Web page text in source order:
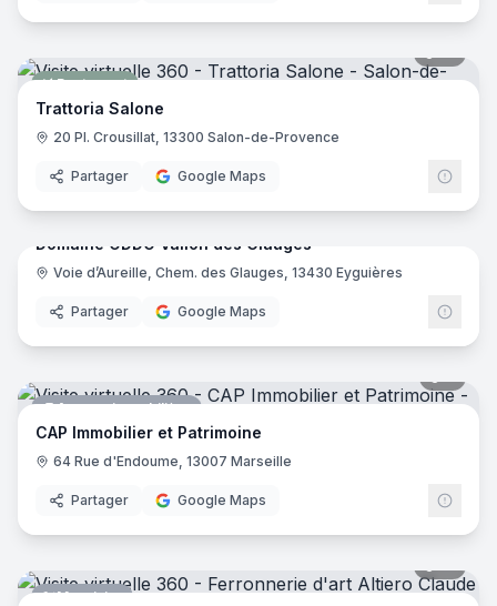
Restaurant
Trattoria Salone
20 Pl. Crousillat, 13300 Salon-de-Provence
Partager Google Maps
Vignoble
Domaine ODDO Vallon des Glauges
Voie d’Aureille, Chem. des Glauges, 13430 Eyguières
Partager Google Maps
Agence immobilière
CAP Immobilier et Patrimoine
64 Rue d'Endoume, 13007 Marseille
Partager Google Maps
Menuisier